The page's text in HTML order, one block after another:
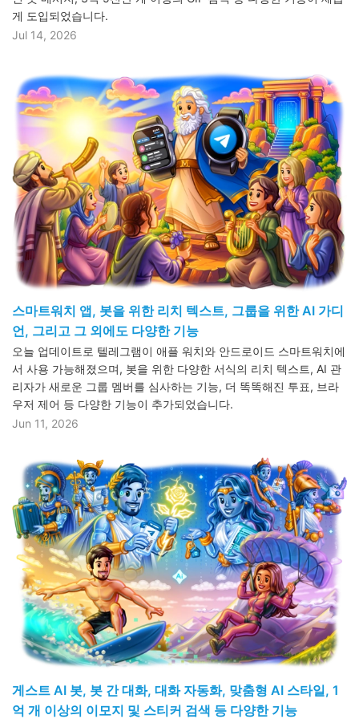
게 도입되었습니다.
Jul 14, 2026
스마트워치 앱, 봇을 위한 리치 텍스트, 그룹을 위한 AI 가디
언, 그리고 그 외에도 다양한 기능
오늘 업데이트로 텔레그램이 애플 워치와 안드로이드 스마트워치에
서 사용 가능해졌으며, 봇을 위한 다양한 서식의 리치 텍스트, AI 관
리자가 새로운 그룹 멤버를 심사하는 기능, 더 똑똑해진 투표, 브라
우저 제어 등 다양한 기능이 추가되었습니다.
Jun 11, 2026
게스트 AI 봇, 봇 간 대화, 대화 자동화, 맞춤형 AI 스타일, 1
억 개 이상의 이모지 및 스티커 검색 등 다양한 기능